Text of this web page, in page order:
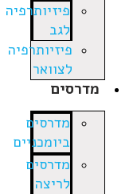
פיזיותרפיה
לגב
פיזיותרפיה
לצוואר
מדרסים
מדרסים
ביומכניים
מדרסים
לריצה